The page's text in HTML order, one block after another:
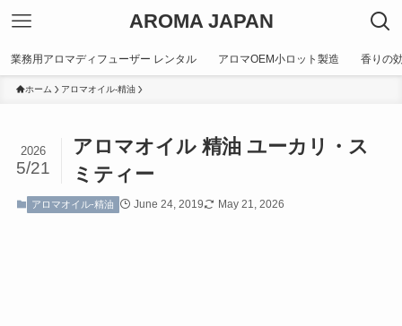
AROMA JAPAN
業務用アロマディフューザー レンタル アロマOEM小ロット製造 香りの
ホーム アロマオイル-精油
アロマオイル 精油 ユーカリ・ス
ミティー
2026
5/21
アロマオイル-精油 June 24, 2019 May 21, 2026